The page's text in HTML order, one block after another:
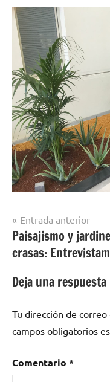
Navegación
de
entradas
Entrada anterior
Paisajismo y
crasas:
Deja una respuesta
Tu dirección de
campos obligatorios
Comentario *